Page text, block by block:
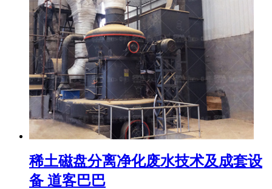
稀土磁盘分离净化废水技术及成套设
备 道客巴巴